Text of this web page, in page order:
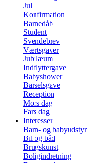
Jul
Konfirmation
Barnedåb
Student
Svendebrev
Værtsgaver
Jubilæum
Indflyttergave
Babyshower
Barselsgave
Reception
Mors dag
Fars dag
Interesser
Barn- og babyudstyr
Bil og båd
Brugskunst
Boligindretning